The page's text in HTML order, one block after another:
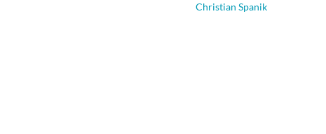
Christian Spanik